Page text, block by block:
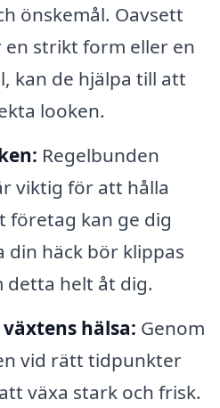
önskemål. Oavsett
strikt form eller en
kan de hjälpa till att
looken.
Regelbunden
viktig för att hålla
företag kan ge dig
din häck bör klippas
detta helt åt dig.
hälsa: Genom
vid rätt tidpunkter
växa stark och frisk.